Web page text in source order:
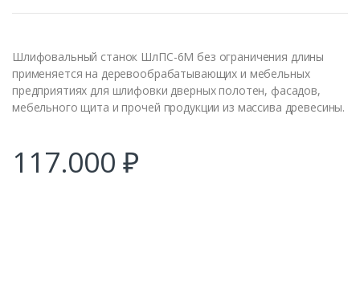
Шлифовальный станок ШлПС-6М без ограничения длины
применяется на деревообрабатывающих и мебельных
предприятиях для шлифовки дверных полотен, фасадов,
мебельного щита и прочей продукции из массива древесины.
117.000 ₽